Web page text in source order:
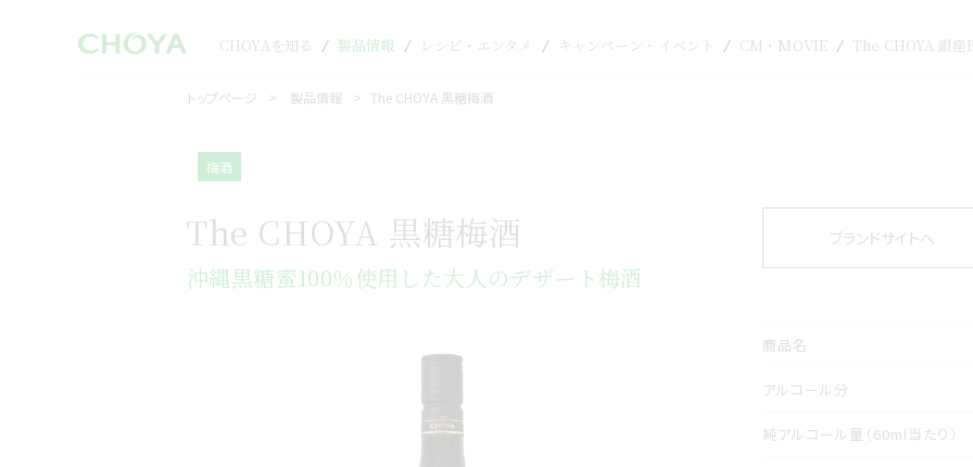
CHOYAを知る 製品情報 レシピ・エンタメ キャンペーン・イベント CM・MOVIE The CHOYA 銀座
トップページ 製品情報 The CHOYA 黒糖梅酒
梅酒
The CHOYA 黒糖梅酒
沖縄黒糖蜜100％使用した大人のデザート梅酒
ブランドサイトへ
商品名
アルコール分
純アルコール量 （60ml当たり）